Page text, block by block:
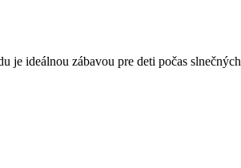
je ideálnou zábavou pre deti počas